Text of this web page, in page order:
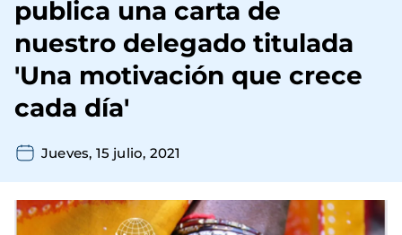
publica una carta de
nuestro delegado titulada
'Una motivación que crece
cada día'
Jueves, 15 julio, 2021